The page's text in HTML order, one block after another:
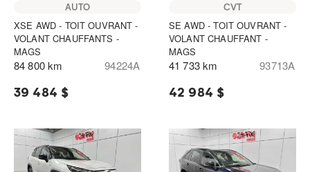
AUTO
XSE AWD - TOIT OUVRANT -
VOLANT CHAUFFANTS -
MAGS
84 800 km 94224A
39 484 $
CVT
SE AWD - TOIT OUVRANT -
VOLANT CHAUFFANT -
MAGS
41 733 km 93713A
42 984 $